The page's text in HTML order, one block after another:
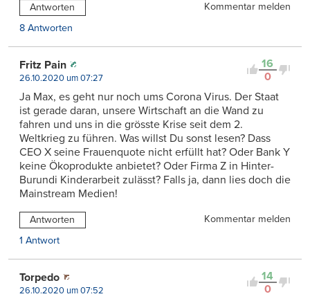
Antworten
Kommentar melden
8 Antworten
16
0
Fritz Pain
26.10.2020 um 07:27
Ja Max, es geht nur noch ums Corona Virus. Der Staat
ist gerade daran, unsere Wirtschaft an die Wand zu
fahren und uns in die grösste Krise seit dem 2.
Weltkrieg zu führen. Was willst Du sonst lesen? Dass
CEO X seine Frauenquote nicht erfüllt hat? Oder Bank Y
keine Ökoprodukte anbietet? Oder Firma Z in Hinter-
Burundi Kinderarbeit zulässt? Falls ja, dann lies doch die
Mainstream Medien!
Antworten
Kommentar melden
1 Antwort
14
0
Torpedo
26.10.2020 um 07:52